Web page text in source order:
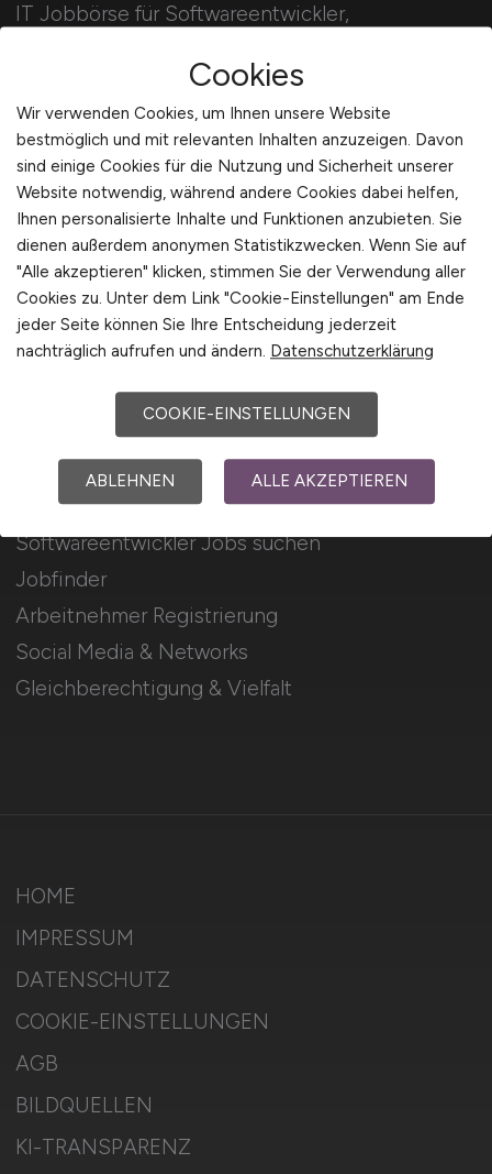
IT Jobbörse für Softwareentwickler,
Wirtschaftsinformatiker.
Für Arbeitnehmer
Softwareentwickler Jobs suchen
Jobfinder
Arbeitnehmer Registrierung
Social Media & Networks
Gleichberechtigung & Vielfalt
Für Arbeitgeber
Stellenanzeigen schalten
Mediadaten & Konditionen
Arbeitgeber Seite
Arbeitgeber Kontakt
HOME
IMPRESSUM
DATENSCHUTZ
COOKIE-EINSTELLUNGEN
AGB
BILDQUELLEN
KI-TRANSPARENZ
Cookies
Wir verwenden Cookies, um Ihnen unsere Website
bestmöglich und mit relevanten Inhalten anzuzeigen. Davon
sind einige Cookies für die Nutzung und Sicherheit unserer
Website notwendig, während andere Cookies dabei helfen,
Ihnen personalisierte Inhalte und Funktionen anzubieten. Sie
dienen außerdem anonymen Statistikzwecken. Wenn Sie auf
"Alle akzeptieren" klicken, stimmen Sie der Verwendung aller
Cookies zu. Unter dem Link "Cookie-Einstellungen" am Ende
jeder Seite können Sie Ihre Entscheidung jederzeit
nachträglich aufrufen und ändern. Datenschutzerklärung
COOKIE-EINSTELLUNGEN
ABLEHNEN ALLE AKZEPTIEREN